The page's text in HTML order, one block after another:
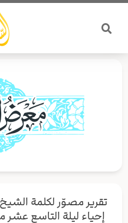
تخطي
المحتوى
تقرير مصوّر لكلمة